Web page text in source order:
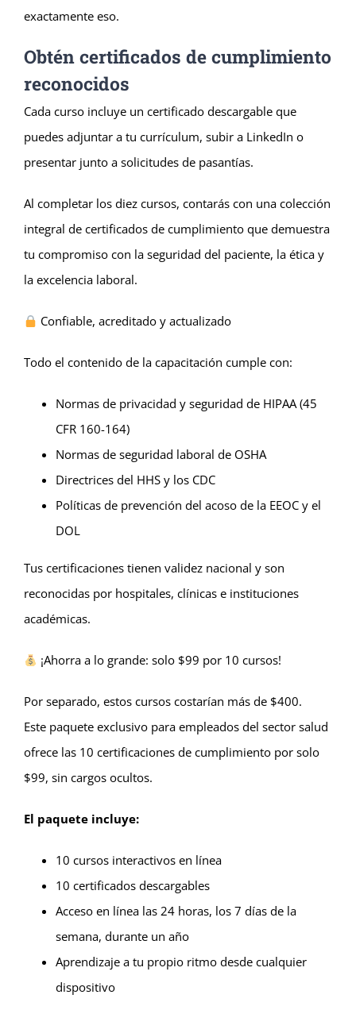
exactamente eso.
Obtén certificados de cumplimiento
reconocidos
Cada curso incluye un certificado descargable que
puedes adjuntar a tu currículum, subir a LinkedIn o
presentar junto a solicitudes de pasantías.
Al completar los diez cursos, contarás con una colección
integral de certificados de cumplimiento que demuestra
tu compromiso con la seguridad del paciente, la ética y
la excelencia laboral.
Confiable, acreditado y actualizado
Todo el contenido de la capacitación cumple con:
Normas de privacidad y seguridad de HIPAA (45
CFR 160-164)
Normas de seguridad laboral de OSHA
Directrices del HHS y los CDC
Políticas de prevención del acoso de la EEOC y el
DOL
Tus certificaciones tienen validez nacional y son
reconocidas por hospitales, clínicas e instituciones
académicas.
¡Ahorra a lo grande: solo $99 por 10 cursos!
Por separado, estos cursos costarían más de $400.
Este paquete exclusivo para empleados del sector salud
ofrece las 10 certificaciones de cumplimiento por solo
$99, sin cargos ocultos.
El paquete incluye:
10 cursos interactivos en línea
10 certificados descargables
Acceso en línea las 24 horas, los 7 días de la
semana, durante un año
Aprendizaje a tu propio ritmo desde cualquier
dispositivo